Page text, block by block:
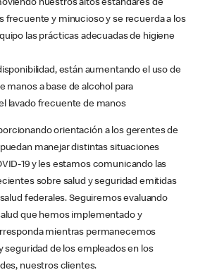
nuestros altos estándares de
frecuente y minucioso y se recuerda a los
las prácticas adecuadas de higiene
están aumentando el uso de
manos a base de alcohol para
lavado frecuente de manos
orientación a los gerentes de
manejar distintas situaciones
19 y les estamos comunicando las
sobre salud y seguridad emitidas
federales. Seguiremos evaluando
que hemos implementado y
mientras permanecemos
seguridad de los empleados en los
nuestros clientes.